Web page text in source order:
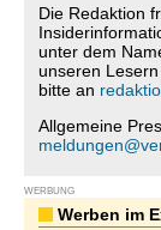
Die Redaktion
unter dem
unseren
bitte an
Allgemeine
WERBUNG
Werben im